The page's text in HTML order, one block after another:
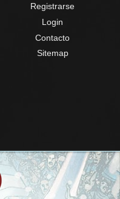
Registrarse
Login
Contacto
Sitemap